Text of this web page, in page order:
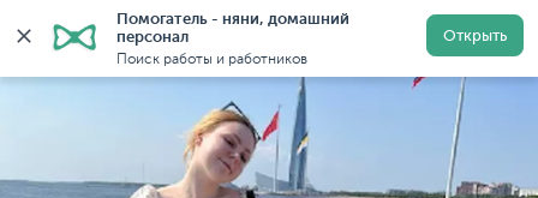
Помогатель - няни, домашний
персонал
Поиск работы и работников
Открыть
Главная Няни Няни в Санкт-Петербурге Няни у